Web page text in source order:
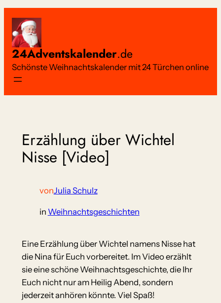
Inhalt
springen
24Adventskalender.de
Schönste Weihnachtskalender mit 24 Türchen online
Erzählung über Wichtel
Nisse [Video]
vonJulia Schulz
in Weihnachtsgeschichten
Eine Erzählung über Wichtel namens Nisse hat
die Nina für Euch vorbereitet. Im Video erzählt
sie eine schöne Weihnachtsgeschichte, die Ihr
Euch nicht nur am Heilig Abend, sondern
jederzeit anhören könnte. Viel Spaß!